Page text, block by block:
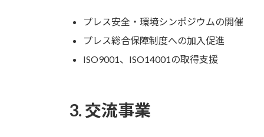
プレス安全・環境シンポジウムの開催
プレス総合保障制度への加入促進
ISO9001、ISO14001の取得支援
3. 交流事業